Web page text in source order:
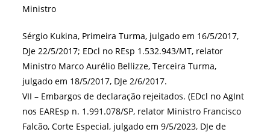
Ministro
Sérgio Kukina, Primeira Turma, julgado em 16/5/2017,
DJe 22/5/2017; EDcl no REsp 1.532.943/MT, relator
Ministro Marco Aurélio Bellizze, Terceira Turma,
julgado em 18/5/2017, DJe 2/6/2017.
VII – Embargos de declaração rejeitados. (EDcl no AgInt
nos EAREsp n. 1.991.078/SP, relator Ministro Francisco
Falcão, Corte Especial, julgado em 9/5/2023, DJe de